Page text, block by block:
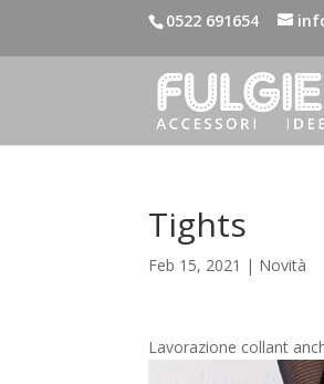
0522 691654
Tights
Feb 15, 2021 | Novità
Lavorazione collant